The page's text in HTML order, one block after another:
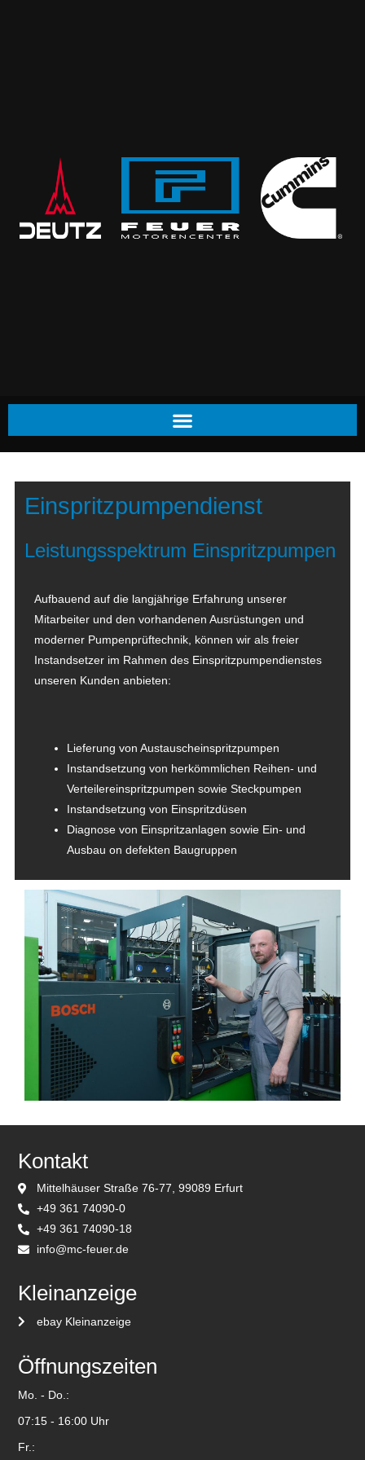
Einspritzpumpendienst
Leistungsspektrum Einspritzpumpen
Aufbauend auf die langjährige Erfahrung unserer
Mitarbeiter und den vorhandenen Ausrüstungen und
moderner Pumpenprüftechnik, können wir als freier
Instandsetzer im Rahmen des Einspritzpumpendienstes
unseren Kunden anbieten:
Lieferung von Austauscheinspritzpumpen
Instandsetzung von herkömmlichen Reihen- und
Verteilereinspritzpumpen sowie Steckpumpen
Instandsetzung von Einspritzdüsen
Diagnose von Einspritzanlagen sowie Ein- und
Ausbau on defekten Baugruppen
Kontakt
Mittelhäuser Straße 76-77, 99089 Erfurt
+49 361 74090-0
+49 361 74090-18
info@mc-feuer.de
Kleinanzeige
ebay Kleinanzeige
Öffnungszeiten
Mo. - Do.:
07:15 - 16:00 Uhr
Fr.: